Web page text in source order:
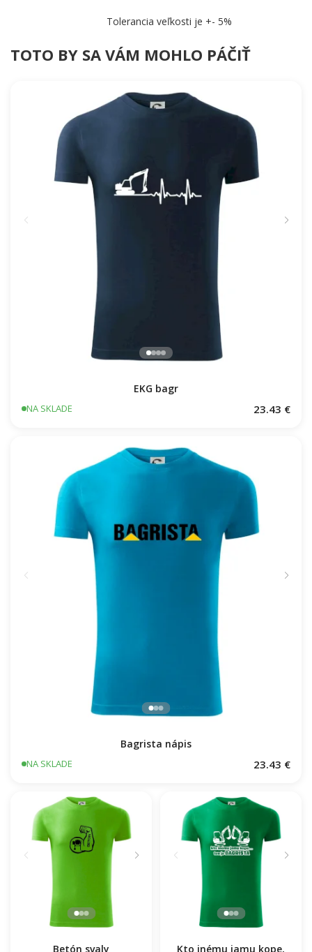
Tolerancia veľkosti je +- 5%
TOTO BY SA VÁM MOHLO PÁČIŤ
EKG bagr
NA SKLADE 23.43 €
Bagrista nápis
NA SKLADE 23.43 €
Betón svaly
Kto inému jamu kope,